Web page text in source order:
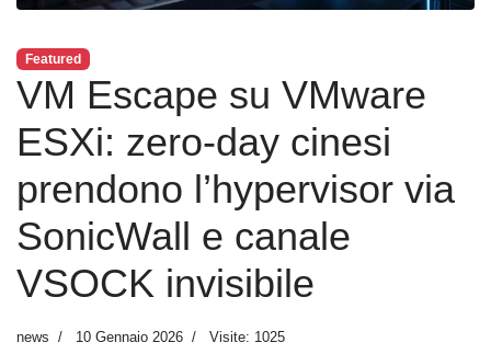
Featured
VM Escape su VMware
ESXi: zero‑day cinesi
prendono l’hypervisor via
SonicWall e canale
VSOCK invisibile
news 10 Gennaio 2026 Visite: 1025